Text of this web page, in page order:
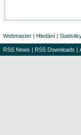
Webmaster | Hledání |
RSS News | RSS Downloads |